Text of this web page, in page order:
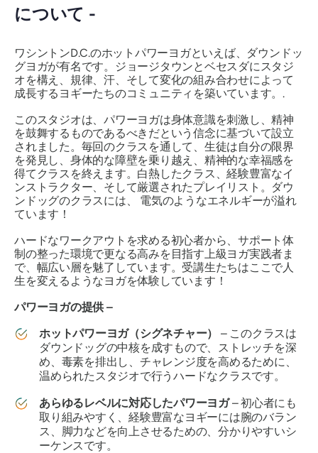
について -
ワシントンD.C.のホットパワーヨガといえば、ダウンドッ
グヨガが有名です。ジョージタウンとベセスダにスタジ
オを構え、規律、汗、そして変化の組み合わせによって
成長するヨギーたちのコミュニティを築いています。.
このスタジオは、パワーヨガは身体意識を刺激し、精神
を鼓舞するものであるべきだという信念に基づいて設立
されました。毎回のクラスを通して、生徒は自分の限界
を発見し、身体的な障壁を乗り越え、精神的な幸福感を
得てクラスを終えます。白熱したクラス、経験豊富なイ
ンストラクター、そして厳選されたプレイリスト。ダウ
ンドッグのクラスには、 電気のようなエネルギーが溢れ
ています！
ハードなワークアウトを求める初心者から、サポート体
制の整った環境で更なる高みを目指す上級ヨガ実践者ま
で、幅広い層を魅了しています。受講生たちはここで人
生を変えるようなヨガを体験しています！
パワーヨガの提供 –
ホットパワーヨガ（シグネチャー）
– このクラスは
ダウンドッグの中核を成すもので、ストレッチを深
め、毒素を排出し、チャレンジ度を高めるために、
温められたスタジオで行うハードなクラスです。
あらゆるレベルに対応したパワーヨガ– 初心者にも
取り組みやすく、経験豊富なヨギーには腕のバラン
ス、脚力などを向上させるための、分かりやすいシ
ーケンスです。